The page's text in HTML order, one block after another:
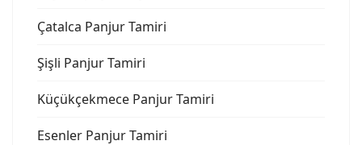
Çatalca Panjur Tamiri
Şişli Panjur Tamiri
Küçükçekmece Panjur Tamiri
Esenler Panjur Tamiri